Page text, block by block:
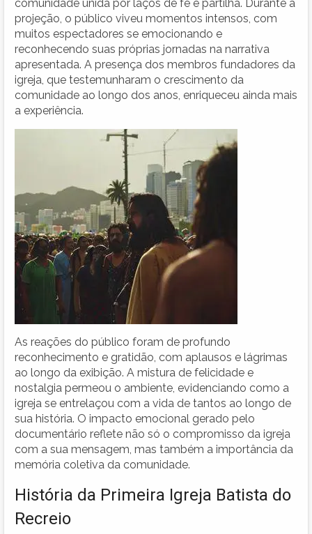
comunidade unida por laços de fé e partilha. Durante a
projeção, o público viveu momentos intensos, com
muitos espectadores se emocionando e
reconhecendo suas próprias jornadas na narrativa
apresentada. A presença dos membros fundadores da
igreja, que testemunharam o crescimento da
comunidade ao longo dos anos, enriqueceu ainda mais
a experiência.
As reações do público foram de profundo
reconhecimento e gratidão, com aplausos e lágrimas
ao longo da exibição. A mistura de felicidade e
nostalgia permeou o ambiente, evidenciando como a
igreja se entrelaçou com a vida de tantos ao longo de
sua história. O impacto emocional gerado pelo
documentário reflete não só o compromisso da igreja
com a sua mensagem, mas também a importância da
memória coletiva da comunidade.
História da Primeira Igreja Batista do
Recreio